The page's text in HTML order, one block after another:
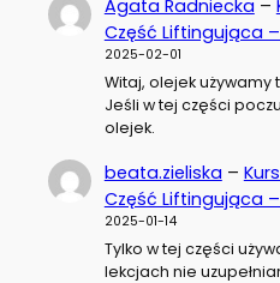
Agata Radniecka –
Część Liftingująca
2025-02-01
Witaj, olejek używamy
Jeśli w tej części
olejek.
beata.zieliska –
Część Liftingująca
2025-01-14
Tylko w tej części
lekcjach nie